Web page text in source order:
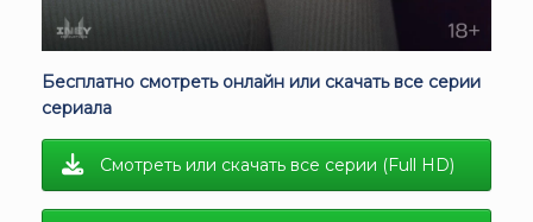
Бесплатно смотреть онлайн или скачать все серии
сериала
Смотреть или скачать все серии (Full HD)